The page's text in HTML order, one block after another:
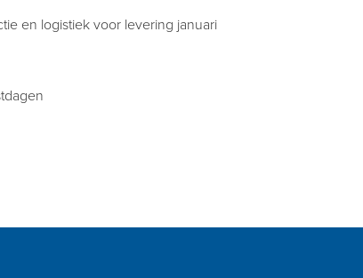
en logistiek voor levering januari